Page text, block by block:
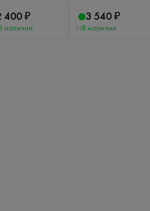
400 ₽
В наличии
3 540 ₽
1LВ наличии